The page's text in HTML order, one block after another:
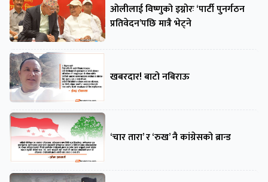
ओलीलाई विष्णुको इग्नोरः ‘पार्टी पुनर्गठन
प्रतिवेदन’पछि मात्रै भेट्ने
खबरदार! बाटो नबिराऊ
‘चार तारा’ र ‘रुख’ नै कांग्रेसको ब्रान्ड